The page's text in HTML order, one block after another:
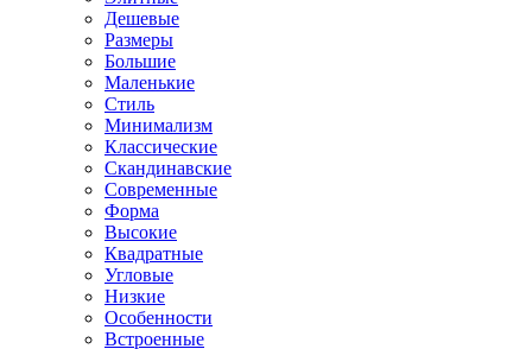
Дешевые
Размеры
Большие
Маленькие
Стиль
Минимализм
Классические
Скандинавские
Современные
Форма
Высокие
Квадратные
Угловые
Низкие
Особенности
Встроенные